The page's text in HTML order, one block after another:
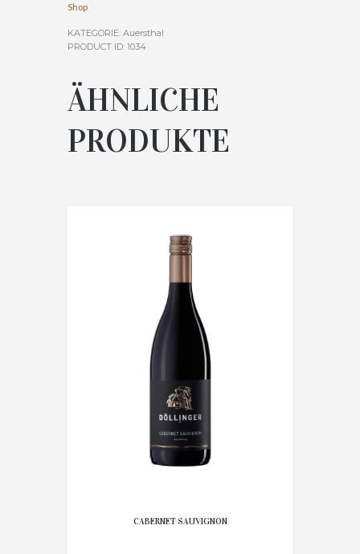
Shop
KATEGORIE: Auersthal
PRODUCT ID: 1034
ÄHNLICHE
PRODUKTE
CABERNET SAUVIGNON